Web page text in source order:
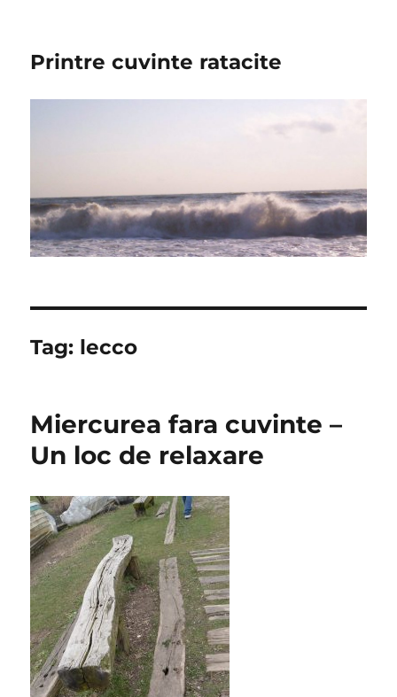
Printre cuvinte ratacite
Tag: lecco
Miercurea fara cuvinte –
Un loc de relaxare